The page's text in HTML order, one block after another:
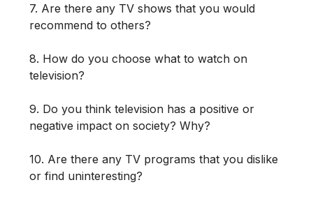
7. Are there any TV shows that you would
recommend to others?
8. How do you choose what to watch on
television?
9. Do you think television has a positive or
negative impact on society? Why?
10. Are there any TV programs that you dislike
or find uninteresting?